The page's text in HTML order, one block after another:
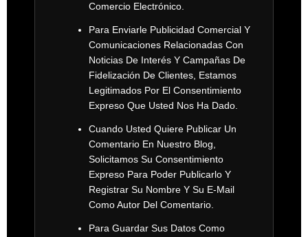
Comercio Electrónico.
Para Enviarle Publicidad Comercial Y
Comunicaciones Relacionadas Con
Noticias De Interés Y Campañas De
Fidelización De Clientes, Estamos
Legitimados Por El Consentimiento
Expreso Que Usted Nos Ha Dado.
Cuando Usted Quiere Publicar Un
Comentario En Nuestro Blog,
Solicitamos Su Consentimiento
Expreso Para Poder Publicarlo Y
Registrar Su Nombre Y Su E-Mail
Como Autor Del Comentario.
Para Guardar Sus Datos Como